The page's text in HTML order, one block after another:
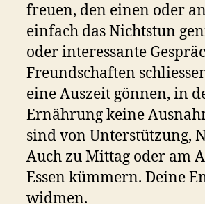
freuen, den einen oder
einfach das Nichtstun
oder interessante
Freundschaften
eine Auszeit gönnen, in
Ernährung keine
sind von Unterstützung,
Auch zu Mittag oder am
Essen kümmern. Deine
widmen.